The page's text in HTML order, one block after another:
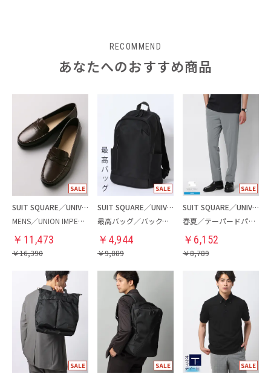
RECOMMEND
あなたへのおすすめ商品
SUIT SQUARE／UNIVERSAL LANGUAGE
MENS／UNION IMPERIAL監修／コインローファー
￥ 11,473
￥16,390
SUIT SQUARE／UNIVERSAL LANGUAGE
最高バッグ／バックパック
￥ 4,944
￥9,889
SUIT SQUARE／UNIVERSAL LANGUAGE
春夏／テーパードパンツ
￥ 6,152
￥8,789